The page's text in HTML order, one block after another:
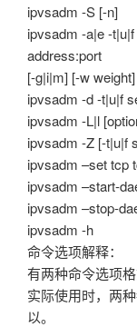
ipvsadm -S [-n]
ipvsadm -a|e -
address:port
[-g|i|m] [-w weight]
ipvsadm -d -t|u|f
ipvsadm -L|l
ipvsadm -Z [-t|u|f
ipvsadm –set tcp
ipvsadm –start-
ipvsadm –stop-
ipvsadm -h
命令选项解释：
有两种命令选项
实际使用时，两
以。